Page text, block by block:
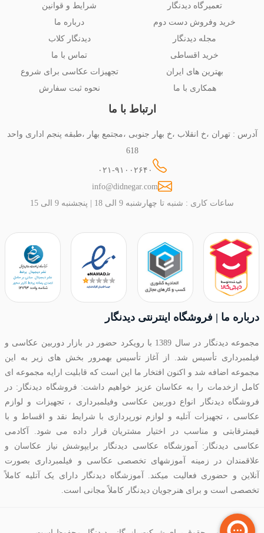
تعمیرگاه دیدنگار
خرید وفروش دست دوم
مجله دیدنگار
خرید اقساطی
بهترین های ایران
همکاری با ما
شرایط و قوانین
درباره ما
دیدنگار کلاب
تماس با ما
تجهیزات عکاسی برای شروع
نحوه ثبت سفارش
ارتباط با ما
آدرس : تهران ،خ انقلاب ،خ بهار جنوبی ،مجتمع بهار ،طبقه پنجم اداری واحد
618
۰۲۱-۹۱۰۰۲۶۴۰
info@didnegar.com
ساعات کاری : شنبه تا چهارشنبه 9 الی 18 | پنجشنبه 9 الی 15
درباره ما | فروشگاه اینترنتی دیدنگار
مجموعه دیدنگار در سال 1389 با رویکرد حضور در بازار دوربین عکاسی و
فیلمبرداری تأسیس شد. از آغاز تأسیس بهمرور بخش های زیر به این
مجموعه اضافه شد و اکنون افتخار ما این است که قابلیت ارایه مجموعه ای
کامل ازخدمات را به عکاسان عزیز خواهیم داشت: فروشگاه دیدنگار: در
فروشگاه دیدنگار انواع دوربین عکاسی وفیلمبرداری ، تجهیزات و لوازم
عکاسی ، تجهیزات آتلیه و لوازم نورپردازی با شرایط نقد و اقساط و با
قیمترقابتی و مناسب در اختیار مشتریان قرار داده می شود. آکادمی
عکاسی دیدنگار: آموزشگاه عکاسی دیدنگار برایپوشش نیاز عکاسان و
علاقمندان در زمینه آموزشهای تخصصی عکاسی و فیلمبرداری بصورت
آنلاین و حضوری فعالیت میکند. آموزشگاه دیدنگار دارای یک آتلیه کاملاً
تخصصی است و برای هنرجویان دیدنگار کاملاً مجانی است.